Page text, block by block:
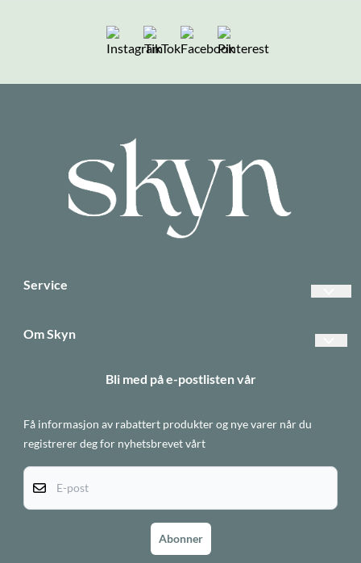
Følg oss på Instagram
Følg oss på TikTok
Følg oss på Facebook
Service
Informasjonskapsler
Om Skyn
Personvern
Salgsbetingelser
Bli med på e-postlisten vår
Få informasjon av rabattert produkter og nye varer når du
registrerer deg for nyhetsbrevet vårt
Abonner